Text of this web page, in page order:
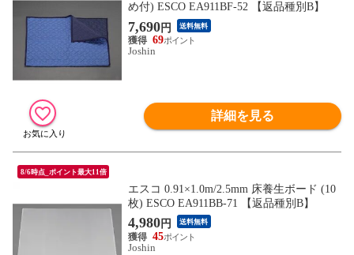
め付) ESCO EA911BF-52 【返品種別B】
7,690円 送料無料
69
Joshin
詳細を見る
8/6時点_ポイント最大11倍
エスコ 0.91×1.0m/2.5mm 床養生ボード (10
枚) ESCO EA911BB-71 【返品種別B】
4,980円 送料無料
45
Joshin